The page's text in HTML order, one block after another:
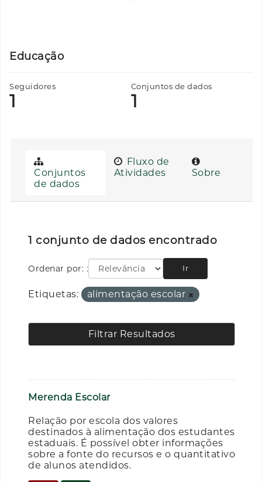
Educação
Seguidores
1
Conjuntos de dados
1
Conjuntos
de dados
Fluxo de
Atividades
Sobre
1 conjunto de dados encontrado
Ordenar por: Ir
Etiquetas: alimentação escolar
Filtrar Resultados
Merenda Escolar
Relação por escola dos valores
destinados à alimentação dos estudantes
estaduais. É possível obter informações
sobre a fonte do recursos e o quantitativo
de alunos atendidos.